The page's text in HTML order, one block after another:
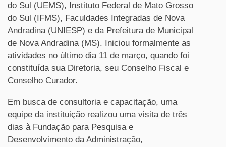
do Sul (UEMS), Instituto Federal de Mato Grosso
do Sul (IFMS), Faculdades Integradas de Nova
Andradina (UNIESP) e da Prefeitura de Municipal
de Nova Andradina (MS). Iniciou formalmente as
atividades no último dia 11 de março, quando foi
constituída sua Diretoria, seu Conselho Fiscal e
Conselho Curador.
Em busca de consultoria e capacitação, uma
equipe da instituição realizou uma visita de três
dias à Fundação para Pesquisa e
Desenvolvimento da Administração,